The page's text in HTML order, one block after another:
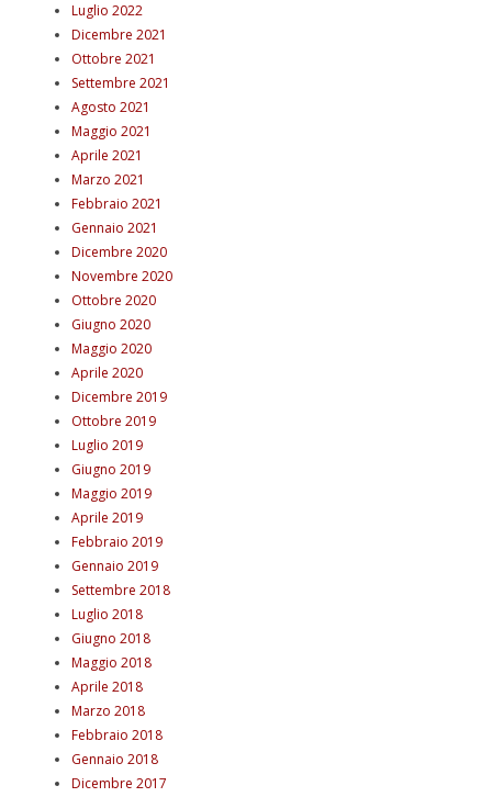
Luglio 2022
Dicembre 2021
Ottobre 2021
Settembre 2021
Agosto 2021
Maggio 2021
Aprile 2021
Marzo 2021
Febbraio 2021
Gennaio 2021
Dicembre 2020
Novembre 2020
Ottobre 2020
Giugno 2020
Maggio 2020
Aprile 2020
Dicembre 2019
Ottobre 2019
Luglio 2019
Giugno 2019
Maggio 2019
Aprile 2019
Febbraio 2019
Gennaio 2019
Settembre 2018
Luglio 2018
Giugno 2018
Maggio 2018
Aprile 2018
Marzo 2018
Febbraio 2018
Gennaio 2018
Dicembre 2017